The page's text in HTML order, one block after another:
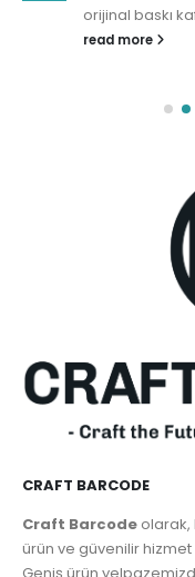
orijinal baskı
read more
CRAFT BARCODE
Craft Barcode olarak,
ürün ve güvenilir